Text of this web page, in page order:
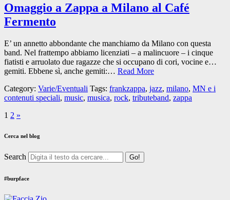
Omaggio a Zappa a Milano al Café
Fermento
E’ un annetto abbondante che manchiamo da Milano con questa
band. Nel frattempo abbiamo licenziati – a malincuore – i cinque
fiatisti e arruolato due ragazze che si occupano di cori, vocine e…
gemiti. Ebbene sì, anche gemiti:… Read More
Category: Varie/Eventuali Tags: frankzappa, jazz, milano, MN e i
contenuti speciali, music, musica, rock, tributeband, zappa
1 2 »
Cerca nel blog
Search
#burpface